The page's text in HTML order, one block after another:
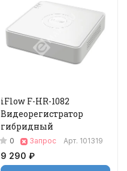
iFlow F-HR-1082
Видеорегистратор
гибридный
0 Запрос Арт. 101319
9 290 ₽